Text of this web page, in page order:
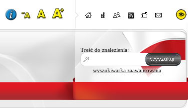
Treść do znalezienia:
wyszukiwarka zaawansowana